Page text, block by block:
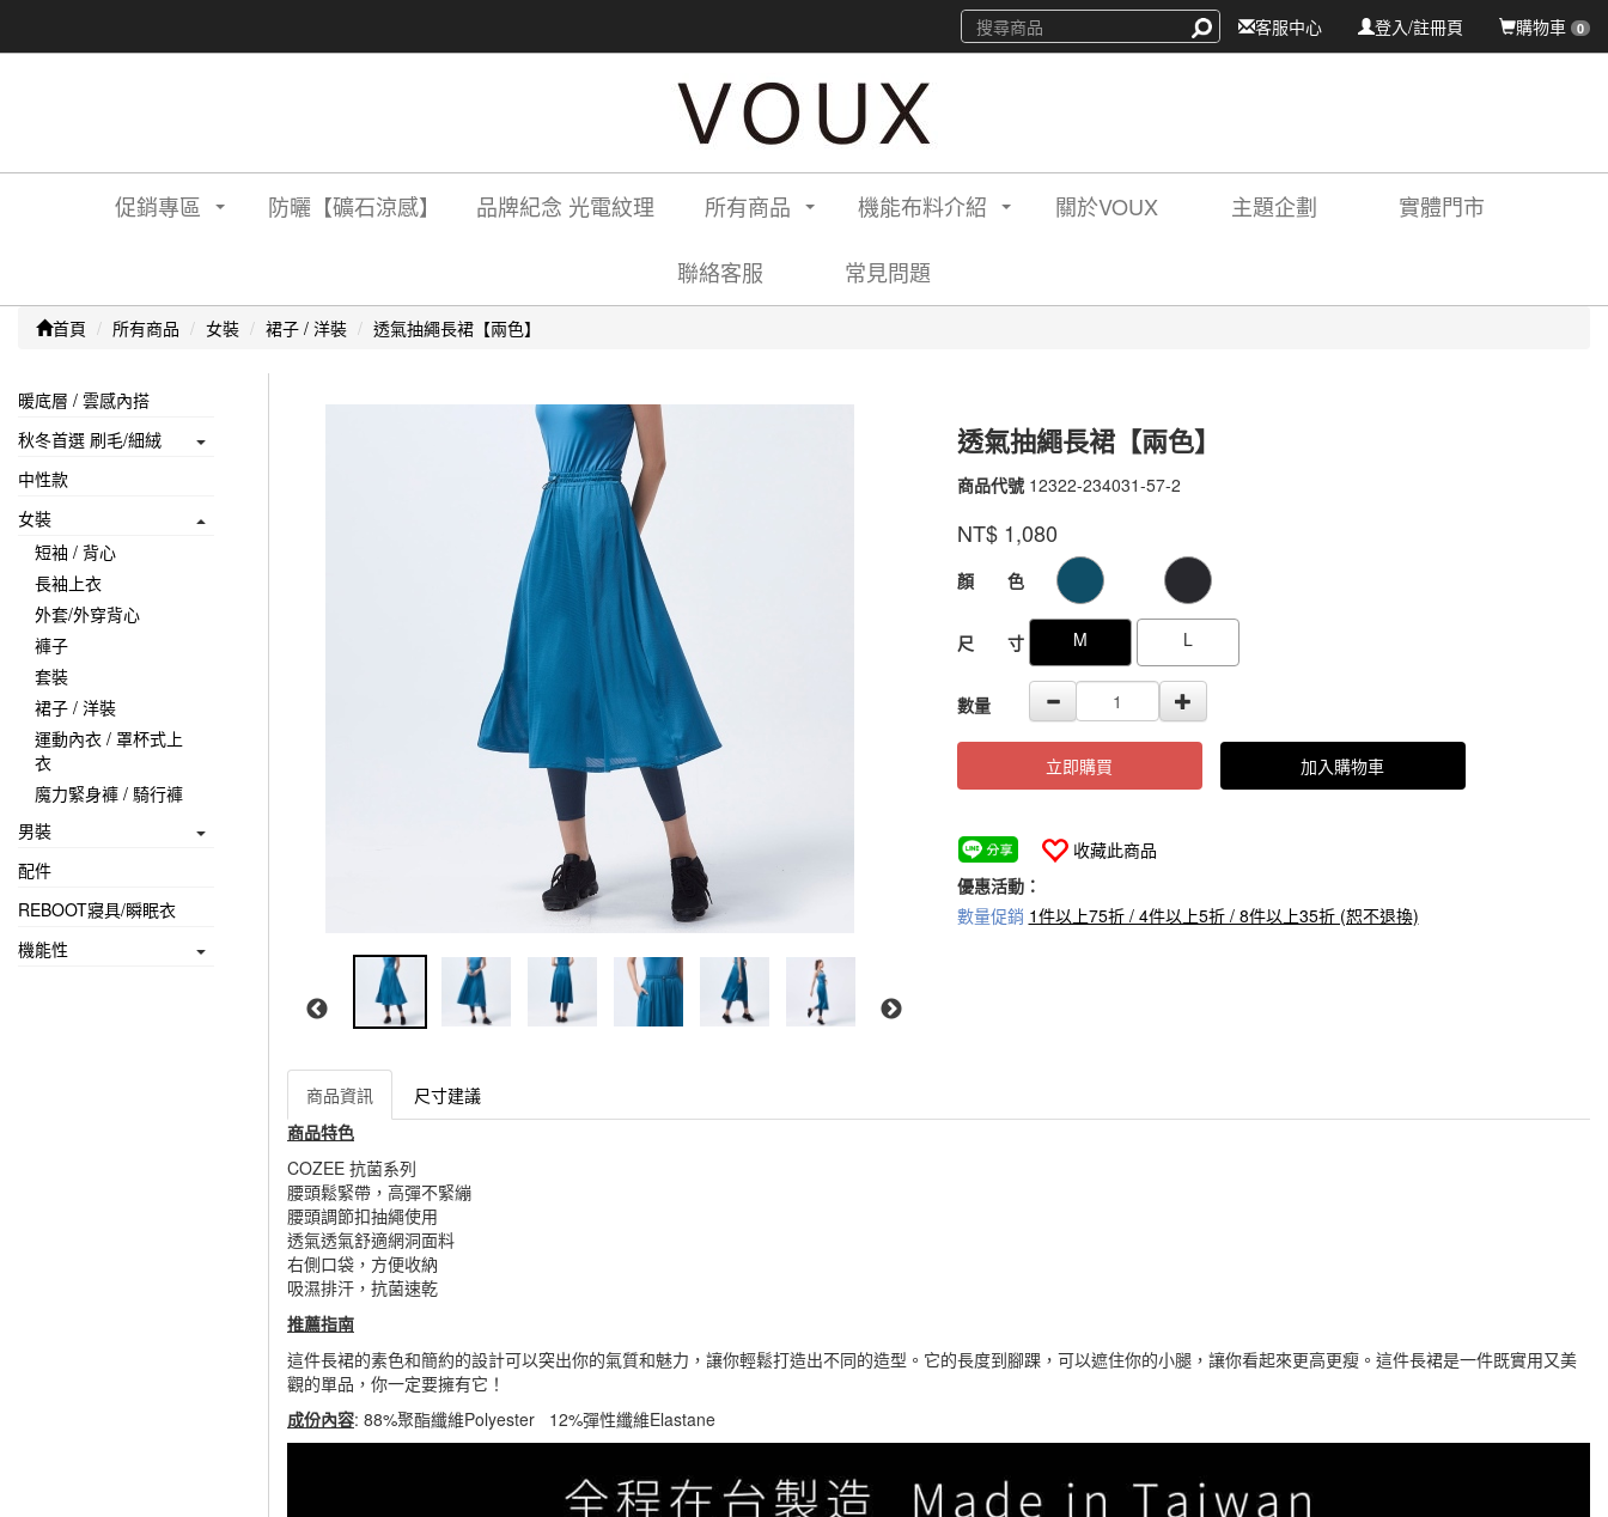
購物車 0
登入/註冊頁
客服中心
促銷專區 防曬【礦石涼感】 品牌紀念 光電紋理 所有商品 機能布料介紹 關於VOUX 主題企劃 實體門市
聯絡客服 常見問題
首頁 所有商品 女裝 裙子 / 洋裝 透氣抽繩長裙【兩色】
暖底層 / 雲感內搭
秋冬首選 刷毛/細絨
中性款
女裝
短袖 / 背心
長袖上衣
外套/外穿背心
褲子
套裝
裙子 / 洋裝
運動內衣 / 罩杯式上
衣
魔力緊身褲 / 騎行褲
男裝
配件
REBOOT寢具/瞬眠衣
機能性
透氣抽繩長裙【兩色】
商品代號 12322-234031-57-2
12322-
57-
品牌 VOUX
NT$ 1,080
GOODS000000000000000104568
顏 色
尺 寸 M L
數量
立即購買 加入購物車
收藏此商品
優惠活動：
數量促銷 1件以上75折 / 4件以上5折 / 8件以上35折 (恕不退換)
商品資訊
尺寸建議
商品特色
COZEE 抗菌系列
腰頭鬆緊帶，高彈不緊繃
腰頭調節扣抽繩使用
透氣透氣舒適網洞面料
右側口袋，方便收納
吸濕排汗，抗菌速乾
推薦指南
這件長裙的素色和簡約的設計可以突出你的氣質和魅力，讓你輕鬆打造出不同的造型。它的長度到腳踝，可以遮住你的小腿，讓你看起來更高更瘦。這件長裙是一件既實用又美
觀的單品，你一定要擁有它！
成份內容: 88%聚酯纖維Polyester 12%彈性纖維Elastane